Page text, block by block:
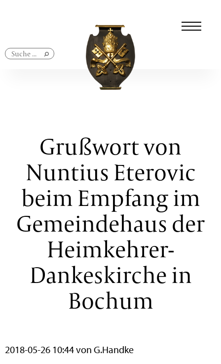
Grußwort von
Nuntius Eterovic
beim Empfang im
Gemeindehaus der
Heimkehrer-
Dankeskirche in
Bochum
2018-05-26 10:44von G.Handke